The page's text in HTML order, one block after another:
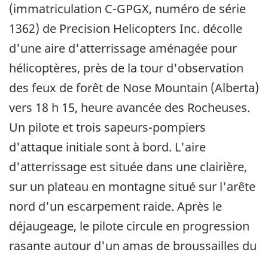
(immatriculation C-GPGX, numéro de série
1362) de Precision Helicopters Inc. décolle
d'une aire d'atterrissage aménagée pour
hélicoptères, près de la tour d'observation
des feux de forêt de Nose Mountain (Alberta)
vers 18 h 15, heure avancée des Rocheuses.
Un pilote et trois sapeurs-pompiers
d'attaque initiale sont à bord. L'aire
d'atterrissage est située dans une clairière,
sur un plateau en montagne situé sur l'arête
nord d'un escarpement raide. Après le
déjaugeage, le pilote circule en progression
rasante autour d'un amas de broussailles du